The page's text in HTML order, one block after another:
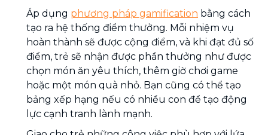
Áp dụng phương pháp gamification bằng cách
tạo ra hệ thống điểm thưởng. Mỗi nhiệm vụ
hoàn thành sẽ được cộng điểm, và khi đạt đủ số
điểm, trẻ sẽ nhận được phần thưởng như được
chọn món ăn yêu thích, thêm giờ chơi game
hoặc một món quà nhỏ. Bạn cũng có thể tạo
bảng xếp hạng nếu có nhiều con để tạo động
lực cạnh tranh lành mạnh.